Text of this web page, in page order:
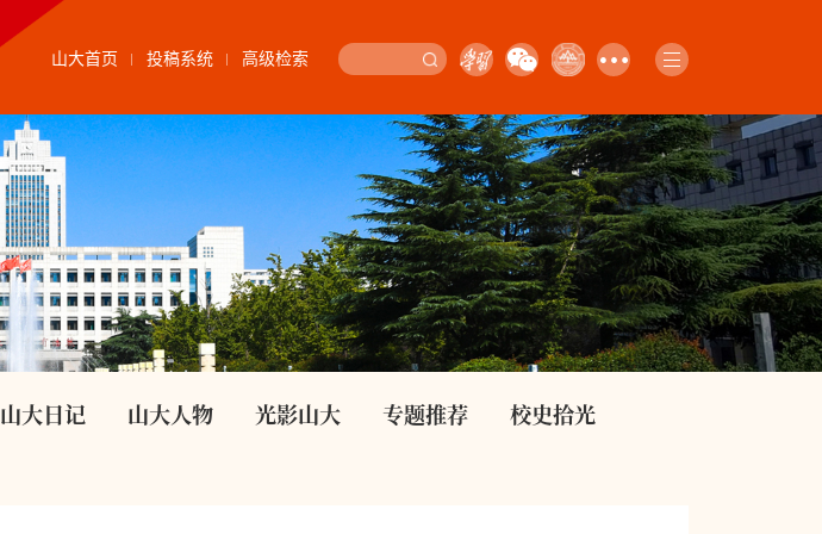
山大首页 投稿系统 高级检索
山大日记 山大人物 光影山大 专题推荐 校史拾光